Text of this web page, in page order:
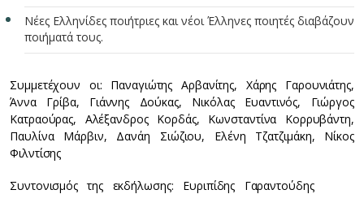
Νέες Ελληνίδες ποιήτριες και νέοι Έλληνες ποιητές διαβάζουν
ποιήματά τους.
Συμμετέχουν οι: Παναγιώτης Αρβανίτης, Χάρης Γαρουνιάτης,
Άννα Γρίβα, Γιάννης Δούκας, Νικόλας Ευαντινός, Γιώργος
Κατραούρας, Αλέξανδρος Κορδάς, Κωνσταντίνα Κορρυβάντη,
Παυλίνα Μάρβιν, Δανάη Σιώζιου, Ελένη Τζατζιμάκη, Νίκος
Φιλντίσης
Συντονισμός της εκδήλωσης: Ευριπίδης Γαραντούδης